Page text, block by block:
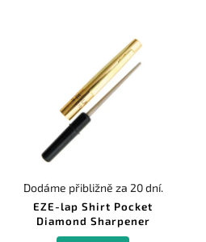
EZE-lap Shirt Pocket
Diamond Sharpener
Dodáme přibližně za 20 dní.